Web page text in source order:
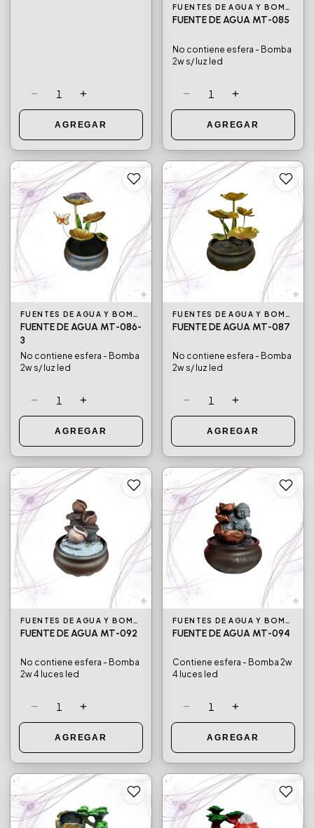
− 1 +
AGREGAR
FUENTES DE AGUA Y BOMBAS DE AGUA
FUENTE DE AGUA MT-085
No contiene esfera - Bomba
2w s/ luz led
− 1 +
AGREGAR
FUENTES DE AGUA Y BOMBAS DE AGUA
FUENTE DE AGUA MT-086-
3
No contiene esfera - Bomba
2w s/ luz led
− 1 +
AGREGAR
FUENTES DE AGUA Y BOMBAS DE AGUA
FUENTE DE AGUA MT-087
No contiene esfera - Bomba
2w s/ luz led
− 1 +
AGREGAR
FUENTES DE AGUA Y BOMBAS DE AGUA
FUENTE DE AGUA MT-092
No contiene esfera - Bomba
2w 4 luces led
− 1 +
AGREGAR
FUENTES DE AGUA Y BOMBAS DE AGUA
FUENTE DE AGUA MT-094
Contiene esfera - Bomba 2w
4 luces led
− 1 +
AGREGAR